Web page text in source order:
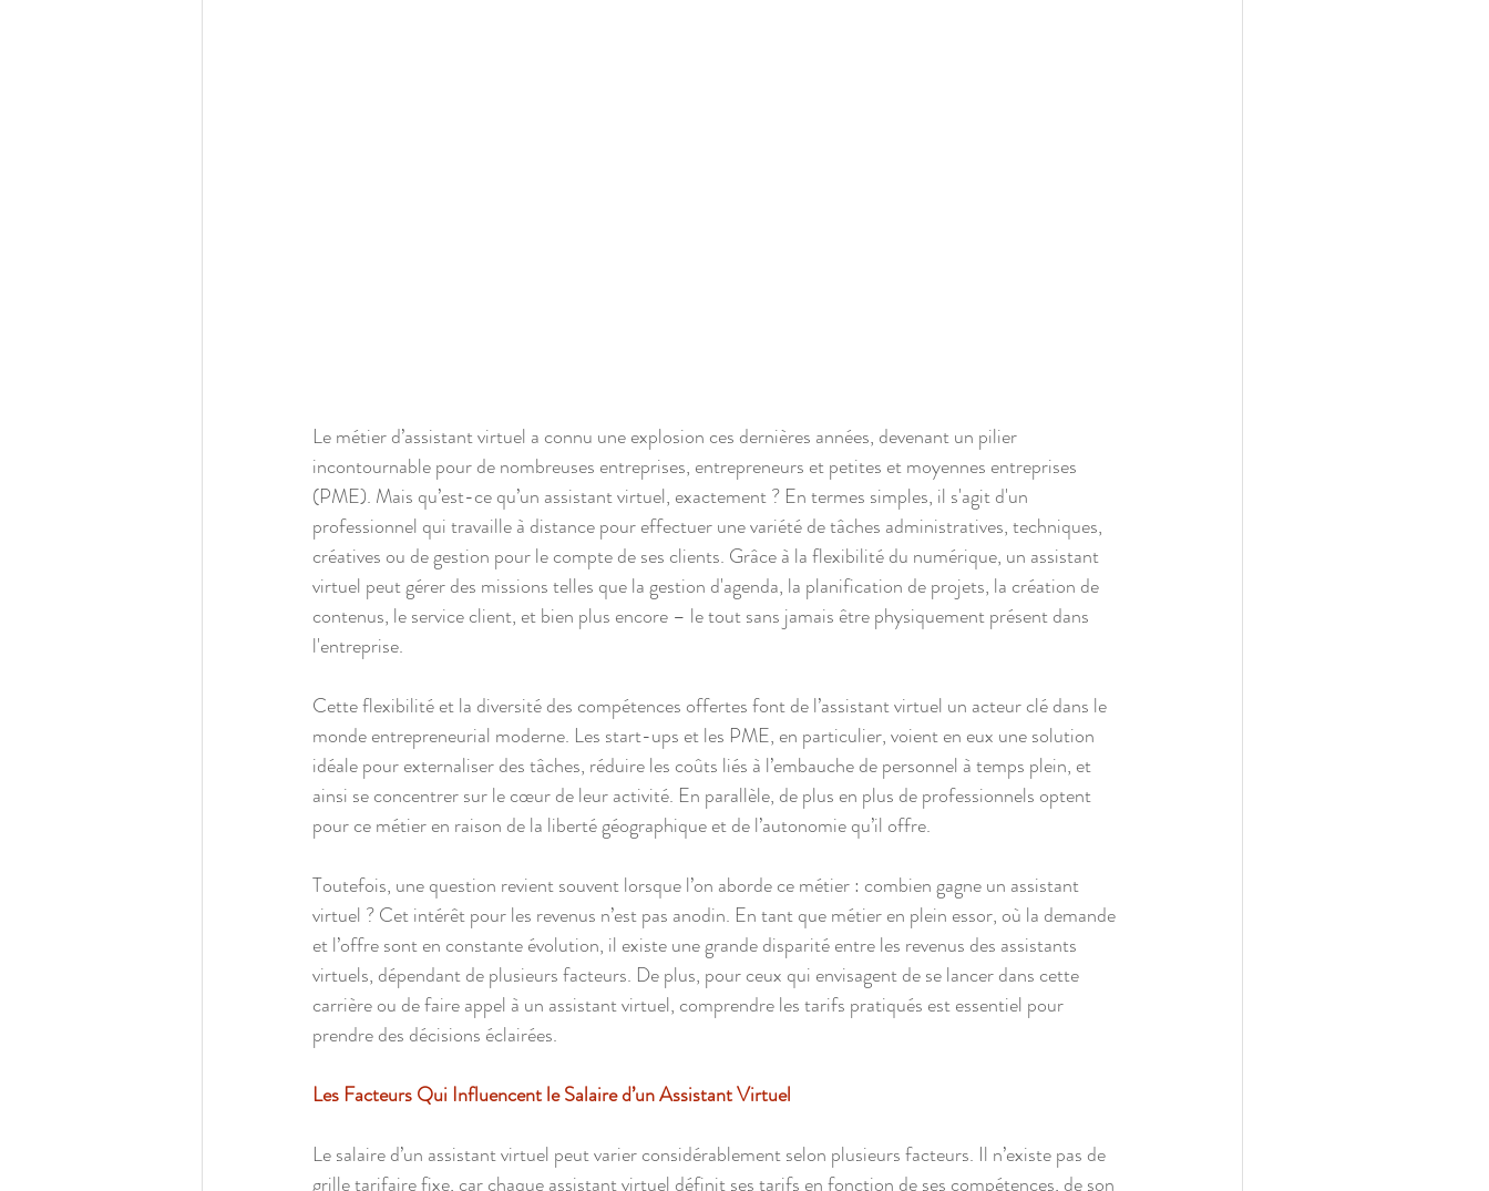
Le métier d’assistant virtuel a connu une explosion ces dernières années, devenant un pilier
incontournable pour de nombreuses entreprises, entrepreneurs et petites et moyennes entreprises
(PME). Mais qu’est-ce qu’un assistant virtuel, exactement ? En termes simples, il s'agit d'un
professionnel qui travaille à distance pour effectuer une variété de tâches administratives, techniques,
créatives ou de gestion pour le compte de ses clients. Grâce à la flexibilité du numérique, un assistant
virtuel peut gérer des missions telles que la gestion d'agenda, la planification de projets, la création de
contenus, le service client, et bien plus encore – le tout sans jamais être physiquement présent dans
l'entreprise.
Cette flexibilité et la diversité des compétences offertes font de l’assistant virtuel un acteur clé dans le
monde entrepreneurial moderne. Les start-ups et les PME, en particulier, voient en eux une solution
idéale pour externaliser des tâches, réduire les coûts liés à l’embauche de personnel à temps plein, et
ainsi se concentrer sur le cœur de leur activité. En parallèle, de plus en plus de professionnels optent
pour ce métier en raison de la liberté géographique et de l’autonomie qu’il offre.
Toutefois, une question revient souvent lorsque l’on aborde ce métier : combien gagne un assistant
virtuel ? Cet intérêt pour les revenus n’est pas anodin. En tant que métier en plein essor, où la demande
et l’offre sont en constante évolution, il existe une grande disparité entre les revenus des assistants
virtuels, dépendant de plusieurs facteurs. De plus, pour ceux qui envisagent de se lancer dans cette
carrière ou de faire appel à un assistant virtuel, comprendre les tarifs pratiqués est essentiel pour
prendre des décisions éclairées.
Les Facteurs Qui Influencent le Salaire d’un Assistant Virtuel
Le salaire d’un assistant virtuel peut varier considérablement selon plusieurs facteurs. Il n’existe pas de
grille tarifaire fixe, car chaque assistant virtuel définit ses tarifs en fonction de ses compétences, de son